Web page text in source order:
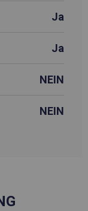
Ja
Ja
NEIN
NEIN